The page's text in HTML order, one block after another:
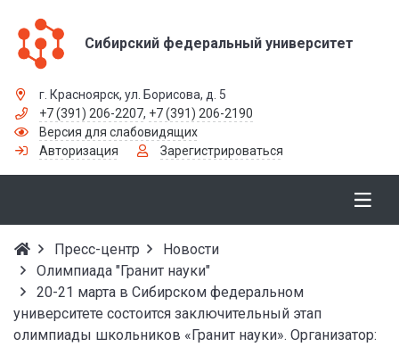
Сибирский федеральный университет
г. Красноярск, ул. Борисова, д. 5
+7 (391) 206-2207, +7 (391) 206-2190
Версия для слабовидящих
Авторизация
Зарегистрироваться
Пресс-центр
Новости
Олимпиада "Гранит науки"
20-21 марта в Сибирском федеральном
университете состоится заключительный этап
олимпиады школьников «Гранит науки». Организатор: